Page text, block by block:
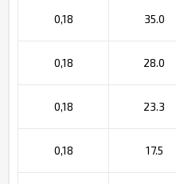
0,18 35.0
0,18 28.0
0,18 23.3
0,18 17.5